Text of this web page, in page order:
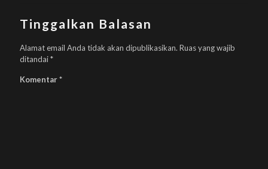
Tinggalkan Balasan
Alamat email Anda tidak akan dipublikasikan. Ruas yang wajib
ditandai*
Komentar*